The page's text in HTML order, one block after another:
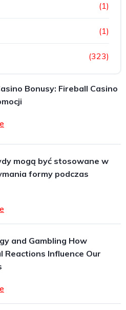
(1)
(1)
(323)
Bonusy: Fireball Casino
mogą być stosowane w
formy podczas
and Gambling How
Reactions Influence Our